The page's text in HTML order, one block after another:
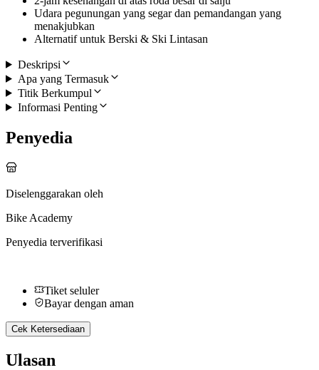
Udara pegunungan yang segar dan pemandangan yang
menakjubkan
Alternatif untuk Berski & Ski Lintasan
Deskripsi
Apa yang Termasuk
Titik Berkumpul
Informasi Penting
Penyedia
Diselenggarakan oleh
Bike Academy
Penyedia terverifikasi
Tiket seluler
Bayar dengan aman
Cek Ketersediaan
Ulasan